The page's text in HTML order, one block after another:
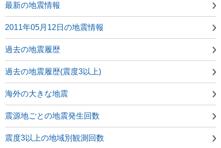
最新の地震情報
2011年05月12日の地震情報
過去の地震履歴
過去の地震履歴(震度3以上)
海外の大きな地震
震源地ごとの地震発生回数
震度3以上の地域別観測回数